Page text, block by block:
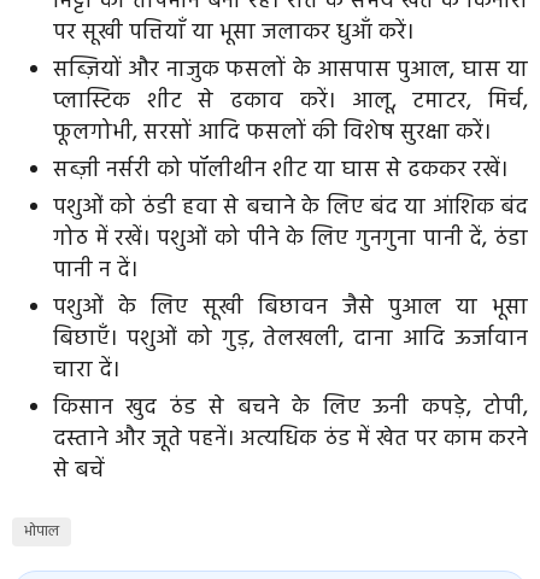
पर सूखी पत्तियाँ या भूसा जलाकर धुआँ करें।
सब्ज़ियों और नाजुक फसलों के आसपास पुआल, घास या
प्लास्टिक शीट से ढकाव करें। आलू, टमाटर, मिर्च,
फूलगोभी, सरसों आदि फसलों की विशेष सुरक्षा करें।
सब्ज़ी नर्सरी को पॉलीथीन शीट या घास से ढककर रखें।
पशुओं को ठंडी हवा से बचाने के लिए बंद या आंशिक बंद
गोठ में रखें। पशुओं को पीने के लिए गुनगुना पानी दें, ठंडा
पानी न दें।
पशुओं के लिए सूखी बिछावन जैसे पुआल या भूसा
बिछाएँ। पशुओं को गुड़, तेलखली, दाना आदि ऊर्जावान
चारा दें।
किसान खुद ठंड से बचने के लिए ऊनी कपड़े, टोपी,
दस्ताने और जूते पहनें। अत्यधिक ठंड में खेत पर काम करने
से बचें
भोपाल